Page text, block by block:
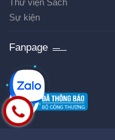
Sự kiện
Fanpage